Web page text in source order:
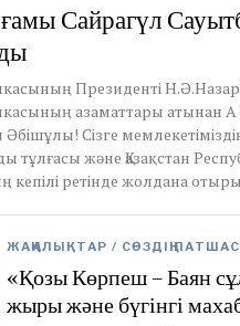
Сайрагүл
Президенті
азаматтары атынан
Әбішұлы! Сізге
тұлғасы және Қазақстан
кепілі ретінде жолдана
ЖАҢАЛЫҚТАР / СӨЗДІҢ
«Қозы Көрпеш – Баян
жыры және бүгінгі